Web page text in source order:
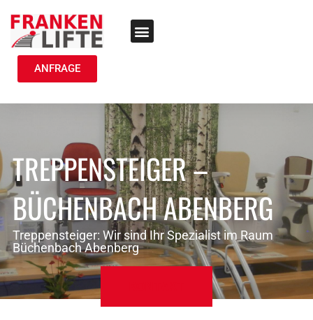
ANFRAGE
TREPPENSTEIGER –
BÜCHENBACH ABENBERG
Treppensteiger: Wir sind Ihr Spezialist im Raum
Büchenbach Abenberg